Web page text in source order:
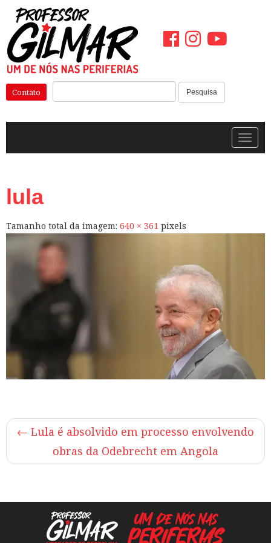
Pular
para
o
conteúdo
Pesquisa
Contato
lula
Tamanho total da imagem: 640 × 361 pixels
← Lula é absolvido em processo envolvendo
obras da Odebrecht em Angola